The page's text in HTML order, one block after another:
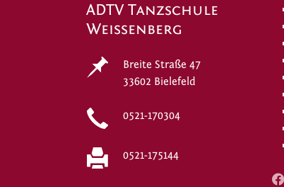
ADTV Tanzschule
Weissenberg
Breite Straße 47
33602 Bielefeld
0521-170304
0521-175144